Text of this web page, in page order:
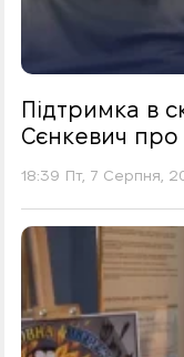
Підтримка в
Сєнкевич про
18:39 Пт, 7 Серпня,